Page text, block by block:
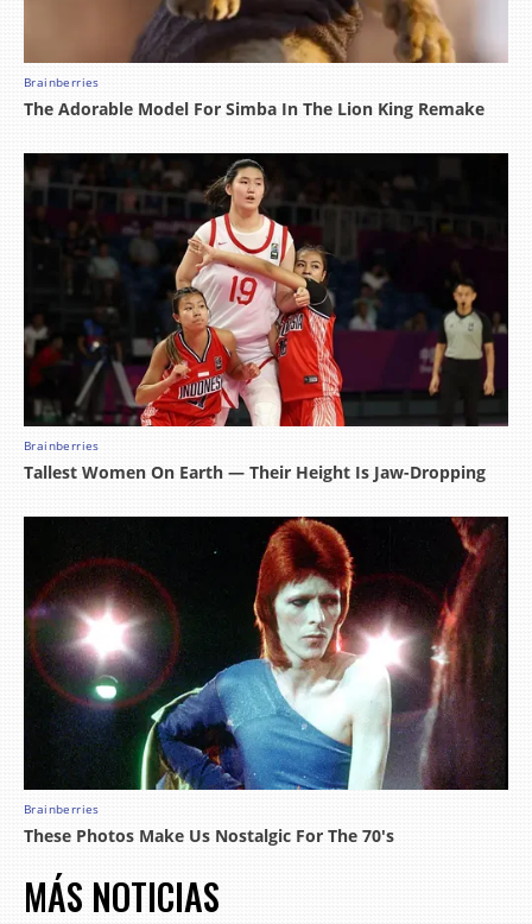
MÁS NOTICIAS